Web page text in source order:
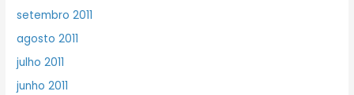
setembro 2011
agosto 2011
julho 2011
junho 2011